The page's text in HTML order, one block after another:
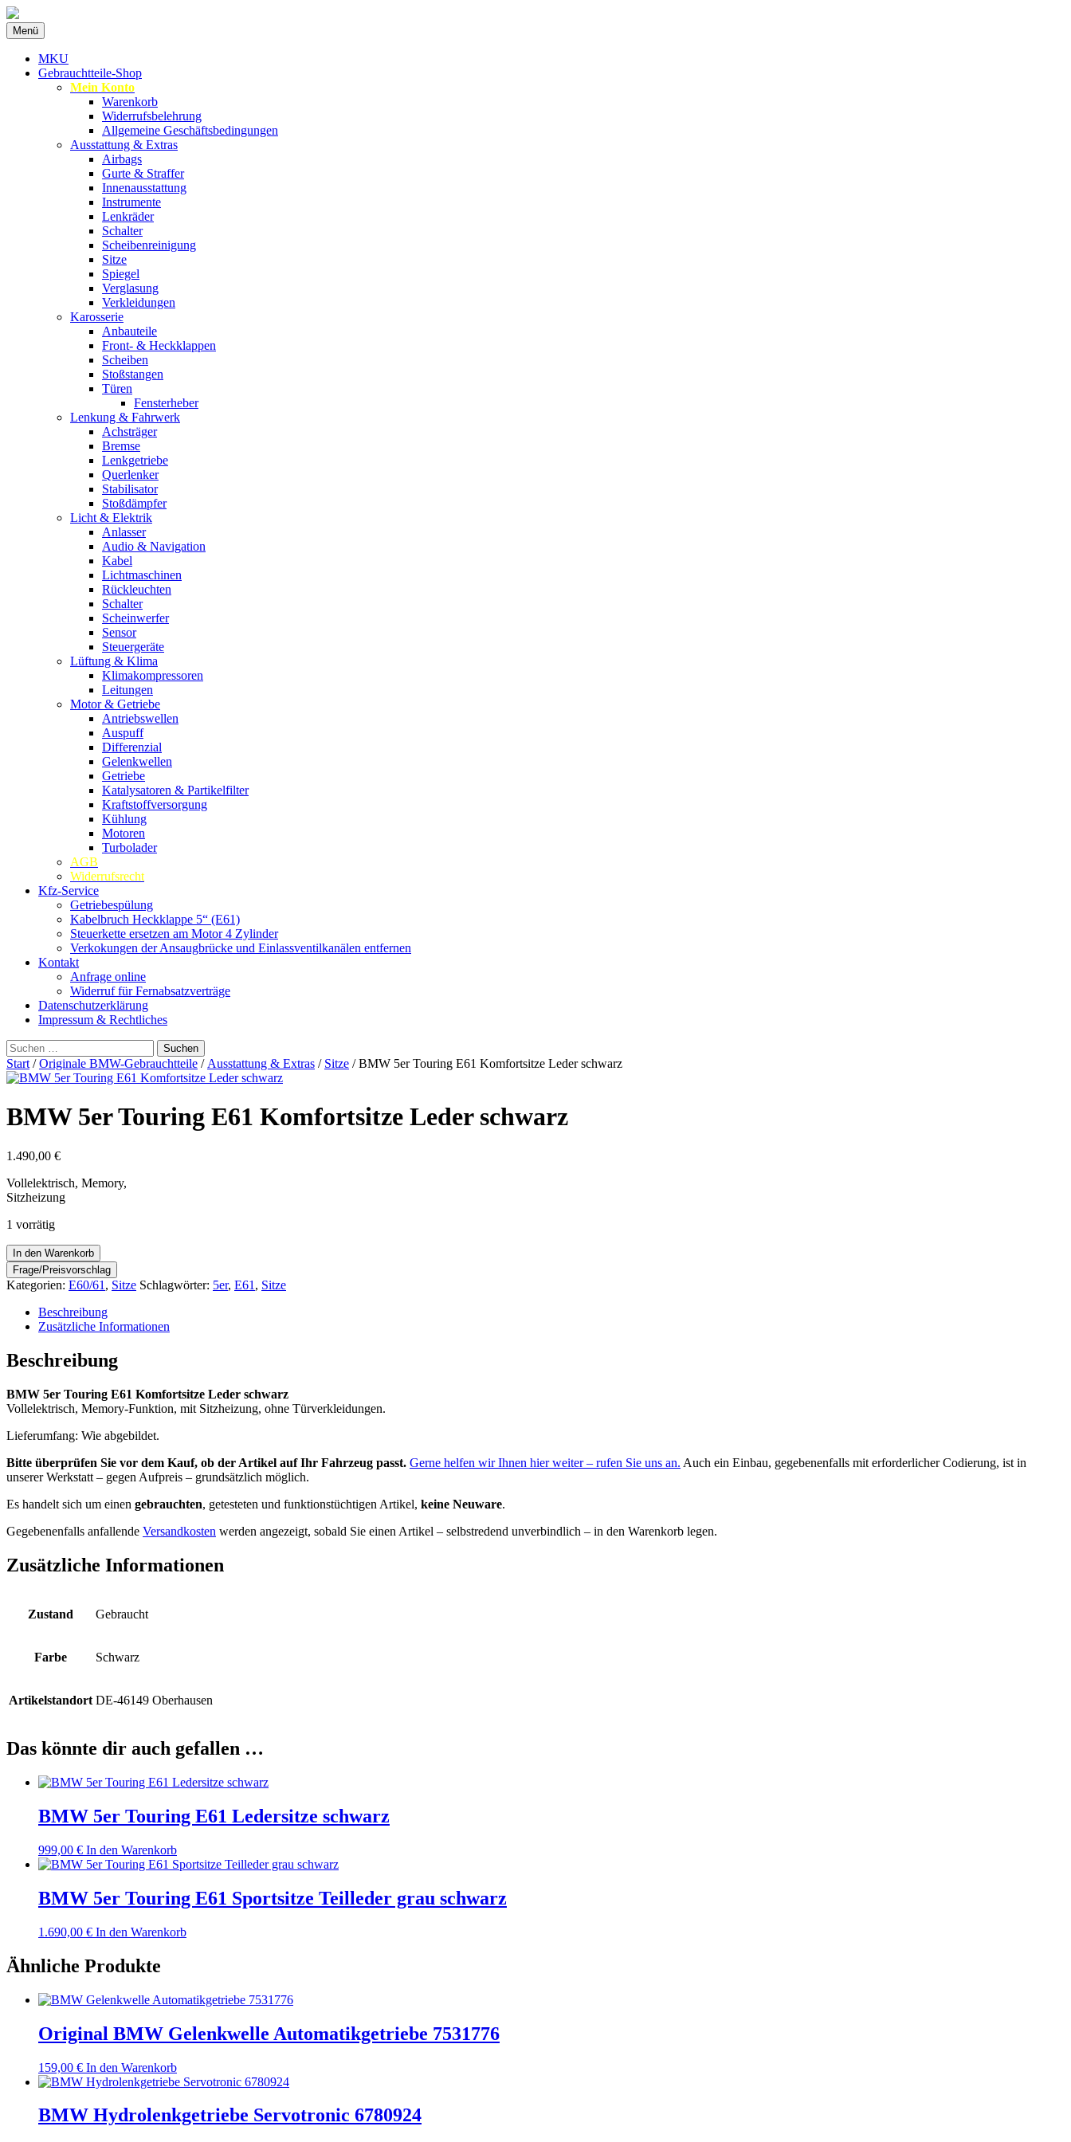
MKU Autoteile
Menü Zum
Inhalt
springen
MKU
Gebrauchtteile-Shop
Mein Konto
Warenkorb
Widerrufsbelehrung
Allgemeine Geschäftsbedingungen
Ausstattung & Extras
Airbags
Gurte & Straffer
Innenausstattung
Instrumente
Lenkräder
Schalter
Scheibenreinigung
Sitze
Spiegel
Verglasung
Verkleidungen
Karosserie
Anbauteile
Front- & Heckklappen
Scheiben
Stoßstangen
Türen
Fensterheber
Lenkung & Fahrwerk
Achsträger
Bremse
Lenkgetriebe
Querlenker
Stabilisator
Stoßdämpfer
Licht & Elektrik
Anlasser
Audio & Navigation
Kabel
Lichtmaschinen
Rückleuchten
Schalter
Scheinwerfer
Sensor
Steuergeräte
Lüftung & Klima
Klimakompressoren
Leitungen
Motor & Getriebe
Antriebswellen
Auspuff
Differenzial
Gelenkwellen
Getriebe
Katalysatoren & Partikelfilter
Kraftstoffversorgung
Kühlung
Motoren
Turbolader
AGB
Widerrufsrecht
Kfz-Service
Getriebespülung
Kabelbruch Heckklappe 5“ (E61)
Steuerkette ersetzen am Motor 4 Zylinder
Verkokungen der Ansaugbrücke und Einlassventilkanälen entfernen
Kontakt
Anfrage online
Widerruf für Fernabsatzverträge
Datenschutzerklärung
Impressum & Rechtliches
Suchen
nach:
Start /Originale BMW-Gebrauchtteile / Ausstattung & Extras / Sitze / BMW 5er Touring E61 Komfortsitze Leder schwarz
BMW 5er Touring E61 Komfortsitze Leder schwarz
1.490,00 €
Vollelektrisch, Memory,
Sitzheizung
1 vorrätig
BMW
5er
Touring
E61
Komfortsitze
Leder
schwarz
Menge
In den Warenkorb
Kategorien: E60/61 , Sitze Schlagwörter: 5er, E61 , Sitze
Beschreibung
Zusätzliche Informationen
Beschreibung
BMW 5er Touring E61 Komfortsitze Leder schwarz
Vollelektrisch, Memory-Funktion, mit Sitzheizung, ohne Türverkleidungen.
Lieferumfang: Wie abgebildet.
Bitte überprüfen Sie vor dem Kauf, ob der Artikel auf Ihr Fahrzeug passt. Gerne helfen wir Ihnen hier weiter – rufen Sie uns an. Auch ein Einbau, gegebenenfalls mit erforderlicher Codierung, ist in
unserer Werkstatt – gegen Aufpreis – grundsätzlich möglich.
Es handelt sich um einen gebrauchten, getesteten und funktionstüchtigen Artikel, keine Neuware.
Gegebenenfalls anfallende Versandkosten werden angezeigt, sobald Sie einen Artikel – selbstredend unverbindlich – in den Warenkorb legen.
Zusätzliche Informationen
Zustand Gebraucht
Farbe Schwarz
Artikelstandort DE-46149 Oberhausen
Das könnte dir auch gefallen …
BMW 5er Touring E61 Ledersitze schwarz
999,00 € In den Warenkorb
BMW 5er Touring E61 Sportsitze Teilleder grau schwarz
1.690,00 € In den Warenkorb
Ähnliche Produkte
Original BMW Gelenkwelle Automatikgetriebe 7531776
159,00 € In den Warenkorb
BMW Hydrolenkgetriebe Servotronic 6780924